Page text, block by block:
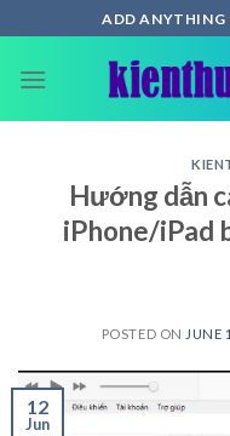
to
content
ADD ANYTHING
Hướng dẫn
iPhone/iPad
POSTED ON JUNE
12
Jun